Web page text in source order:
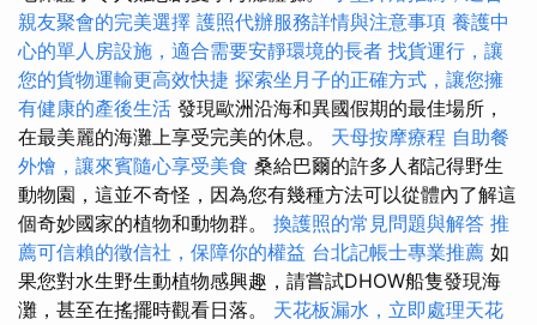
親友聚會的完美選擇 護照代辦服務詳情與注意事項 養護中
心的單人房設施，適合需要安靜環境的長者 找貨運行，讓
您的貨物運輸更高效快捷 探索坐月子的正確方式，讓您擁
有健康的產後生活 發現歐洲沿海和異國假期的最佳場所，
在最美麗的海灘上享受完美的休息。 天母按摩療程 自助餐
外燴，讓來賓隨心享受美食 桑給巴爾的許多人都記得野生
動物園，這並不奇怪，因為您有幾種方法可以從體內了解這
個奇妙國家的植物和動物群。 換護照的常見問題與解答 推
薦可信賴的徵信社，保障你的權益 台北記帳士專業推薦 如
果您對水生野生動植物感興趣，請嘗試DHOW船隻發現海
灘，甚至在搖擺時觀看日落。 天花板漏水，立即處理天花